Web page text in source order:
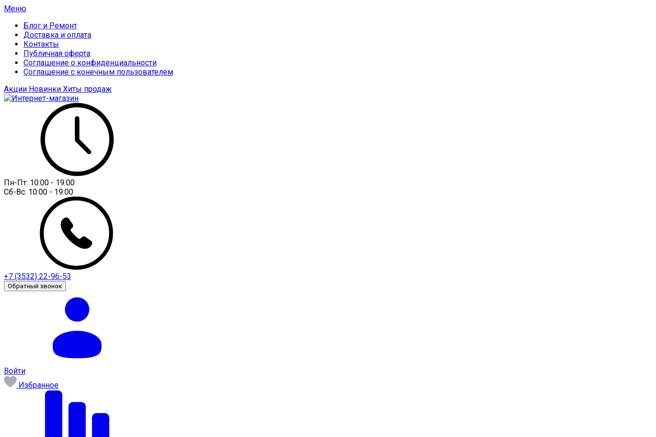
Меню
Блог и Ремонт
Доставка и оплата
Контакты
Публичная оферта
Соглашение о конфиденциальности
Соглашение с конечным пользователем
Акции Новинки Хиты продаж
Пн-Пт: 10:00 - 19:00
Сб-Вс: 10:00 - 19:00
+7 (3532) 22-96-53
Обратный звонок
Войти
Избранное